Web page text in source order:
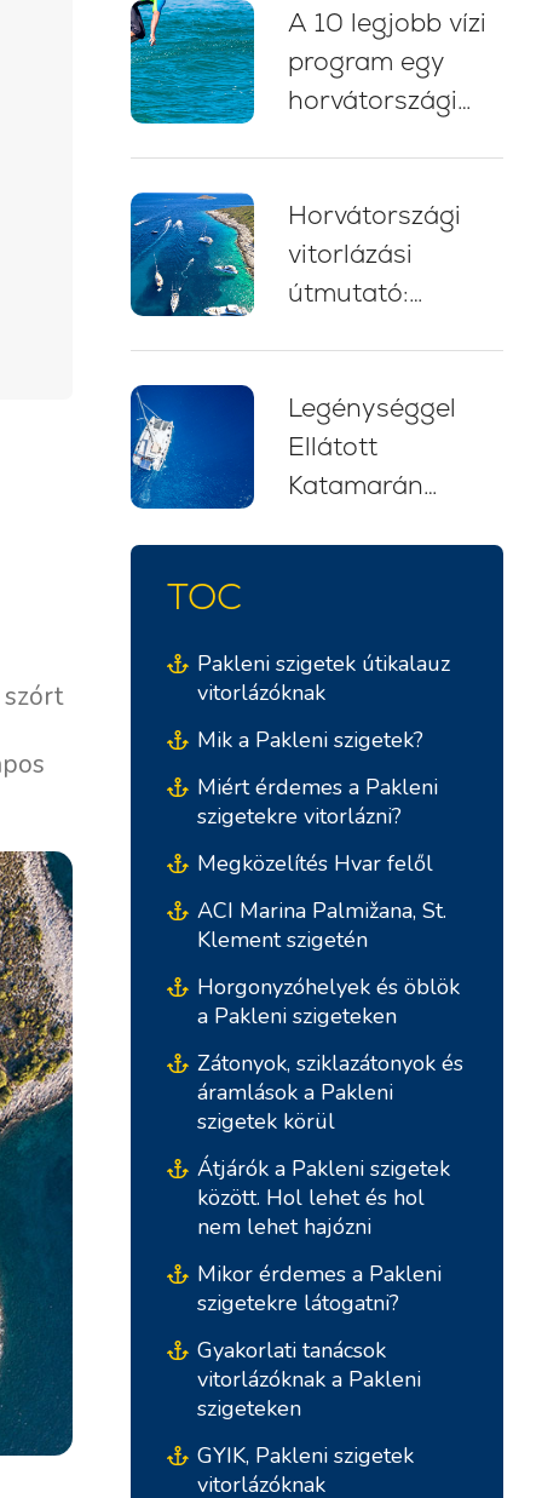
Horvátországban:
5 alapvető bevált
gyakorlat
A 10 legjobb vízi
program egy
horvátországi
Horvátországi
vitorlázási
útmutató:
tanácsok
kezdőknek
(2026)
Legénységgel
Ellátott
Katamarán
Horvátországban:
TOC
Pakleni szigetek útikalauz
vitorlázóknak
Mik a Pakleni szigetek?
Miért érdemes a Pakleni
szigetekre vitorlázni?
Megközelítés Hvar felől
ACI Marina Palmižana, St.
Klement szigetén
Horgonyzóhelyek és öblök
a Pakleni szigeteken
Zátonyok, sziklazátonyok és
áramlások a Pakleni
szigetek körül
Átjárók a Pakleni szigetek
között. Hol lehet és hol
nem lehet hajózni
Mikor érdemes a Pakleni
szigetekre látogatni?
Gyakorlati tanácsok
vitorlázóknak a Pakleni
szigeteken
GYIK, Pakleni szigetek
vitorlázóknak
Déli Bázisok
Marina Kremik, Primošten
Yachtklub Seget - Marina
Baotic
Marina Trogir - ACI
Központi Bázisok
Marina Šangulin, Biograd
ACI Marina Vodice
Sukošan